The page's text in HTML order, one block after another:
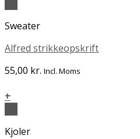
Sweater
Alfred strikkeopskrift
55,00 kr. Incl. Moms
+
Kjoler